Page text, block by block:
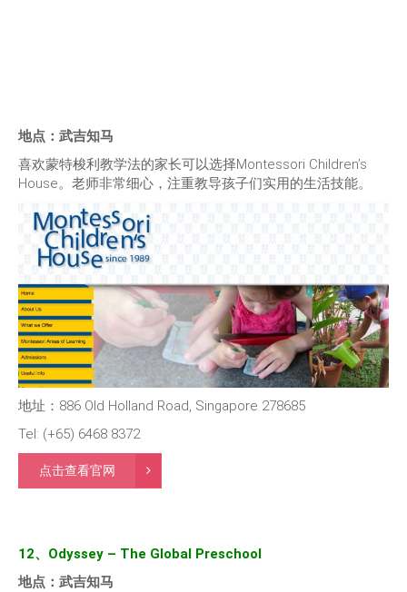
地点：武吉知马
喜欢蒙特梭利教学法的家长可以选择Montessori Children’s
House。老师非常细心，注重教导孩子们实用的生活技能。
地址：886 Old Holland Road, Singapore 278685
Tel: (+65) 6468 8372
点击查看官网
12、Odyssey – The Global Preschool
地点：武吉知马